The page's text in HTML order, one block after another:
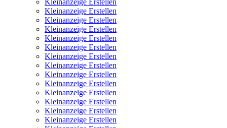
Kleinanzeige Erstellen
Kleinanzeige Erstellen
Kleinanzeige Erstellen
Kleinanzeige Erstellen
Kleinanzeige Erstellen
Kleinanzeige Erstellen
Kleinanzeige Erstellen
Kleinanzeige Erstellen
Kleinanzeige Erstellen
Kleinanzeige Erstellen
Kleinanzeige Erstellen
Kleinanzeige Erstellen
Kleinanzeige Erstellen